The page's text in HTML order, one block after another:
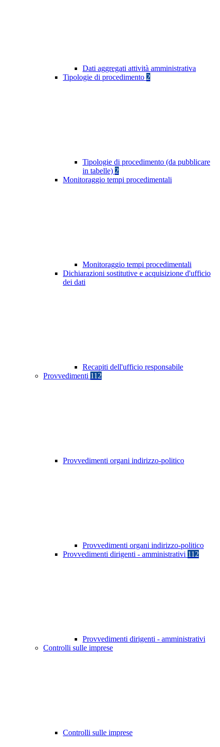
Dati aggregati attività amministrativa
Tipologie di procedimento 2
Tipologie di procedimento (da pubblicare
in tabelle) 2
Monitoraggio tempi procedimentali
Monitoraggio tempi procedimentali
Dichiarazioni sostitutive e acquisizione d'ufficio
dei dati
Recapiti dell'ufficio responsabile
Provvedimenti 112
Provvedimenti organi indirizzo-politico
Provvedimenti organi indirizzo-politico
Provvedimenti dirigenti - amministrativi 112
Provvedimenti dirigenti - amministrativi
Controlli sulle imprese
Controlli sulle imprese